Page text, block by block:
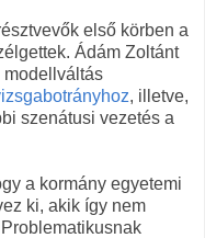
első körben a
Ádám Zoltánt
modellváltás
, illetve,
szenátusi vezetés a
a kormány egyetemi
ki, akik így nem